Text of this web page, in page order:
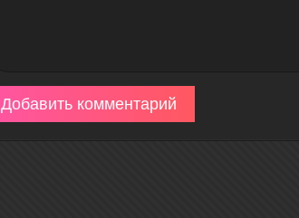
Добавить комментарий